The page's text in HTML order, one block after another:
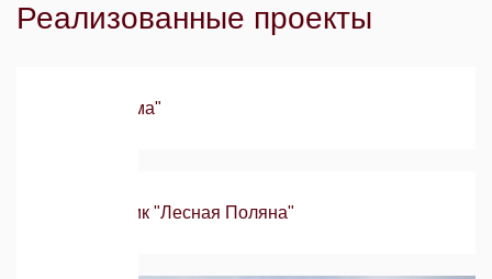
Реализованные проекты
ЖК "Панорама"
Город-спутник "Лесная Поляна"